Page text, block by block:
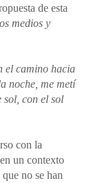
de esta
medios y
el camino hacia
noche, me metí
sol, con el sol
con la
un contexto
no se han